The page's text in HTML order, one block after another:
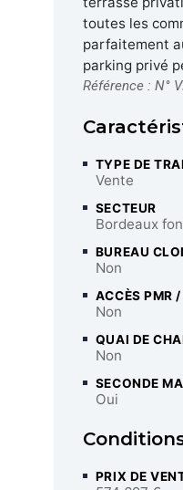
toutes les
parfaitement
parking privé
Référence : N°
TYPE DE
Vente
SECTEUR
Bordeaux
BUREAU
Non
ACCÈS PMR /
Non
QUAI DE
Non
SECONDE
Oui
PRIX DE